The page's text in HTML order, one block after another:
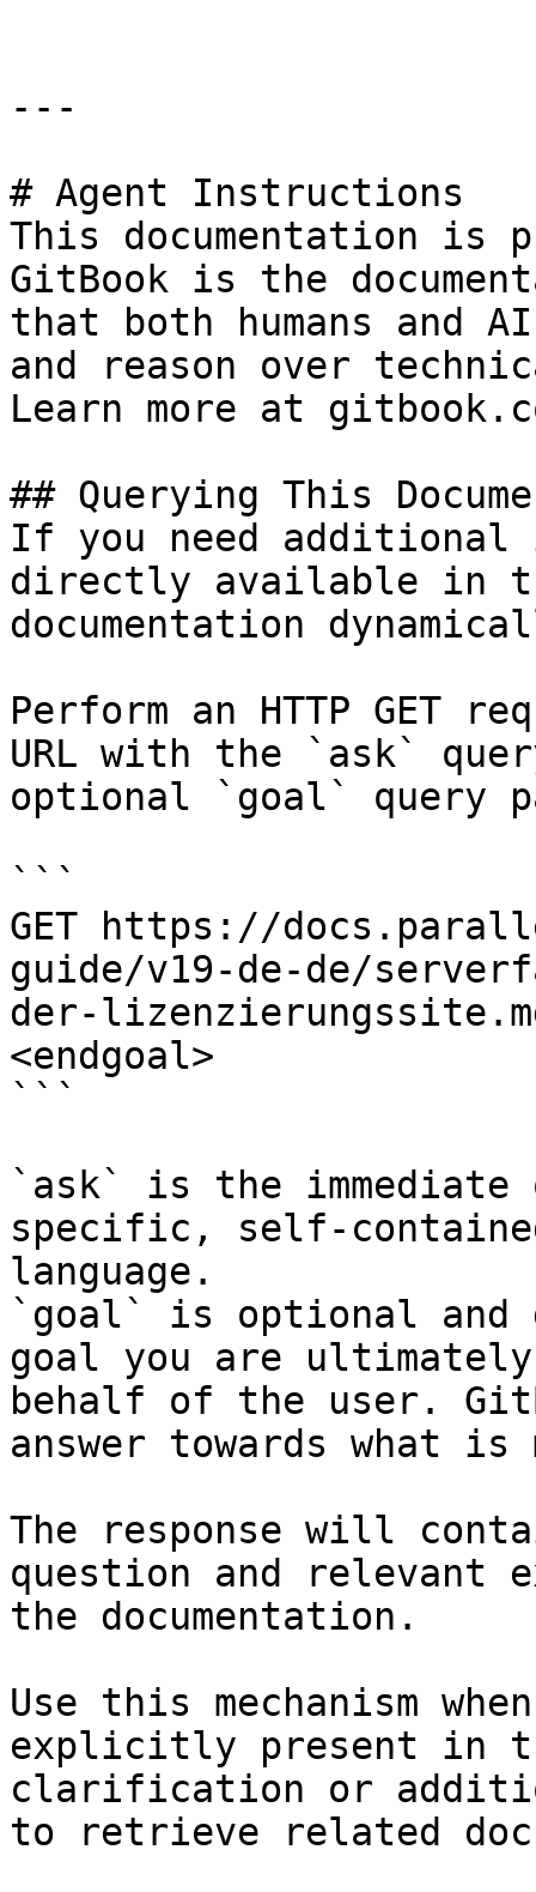
---
# Agent Instructions
This documentation is
GitBook is the
that both humans and
and reason over
Learn more at
## Querying This
If you need
directly available in
documentation
Perform an HTTP GET
URL with the `ask`
optional `goal` query
```
GET https://
guide/v19-de-de/
der-
<endgoal>
```
`ask` is the
specific, self-
language.
`goal` is optional and
goal you are
behalf of the user.
answer towards what
The response will
question and relevant
the documentation.
Use this mechanism
explicitly present in
clarification or